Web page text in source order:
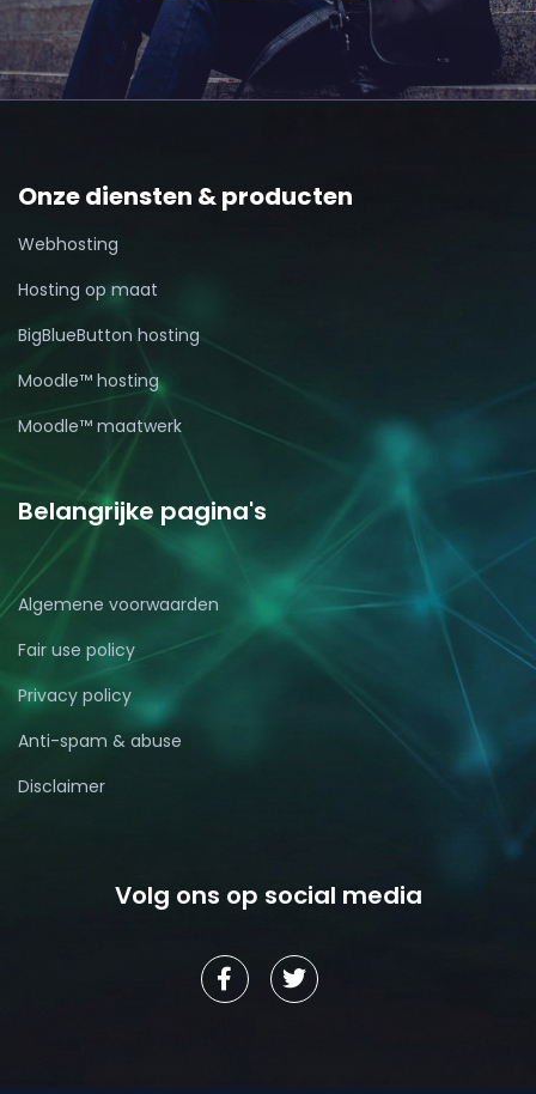
Onze diensten & producten
Webhosting
Hosting op maat
BigBlueButton hosting
Moodle™ hosting
Moodle™ maatwerk
Belangrijke pagina's
Algemene voorwaarden
Fair use policy
Privacy policy
Anti-spam & abuse
Disclaimer
Volg ons op social media